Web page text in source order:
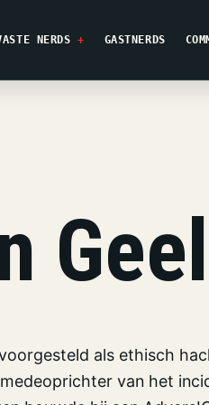
NERDS GASTNERDS
als ethisch
van het